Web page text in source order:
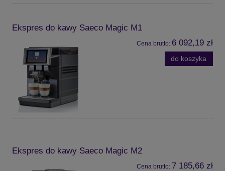
Ekspres do kawy Saeco Magic M1
Cena brutto: 6 092,19 zł
do koszyka
Ekspres do kawy Saeco Magic M2
Cena brutto: 7 185,66 zł